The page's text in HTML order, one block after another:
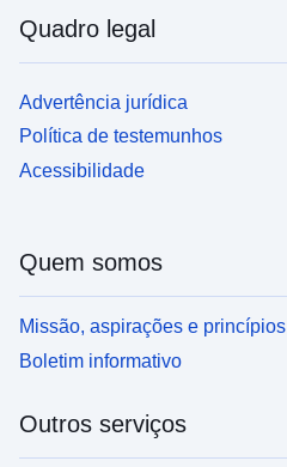
Quadro legal
Advertência jurídica
Política de testemunhos
Acessibilidade
Quem somos
Missão, aspirações e princípios
Boletim informativo
Outros serviços